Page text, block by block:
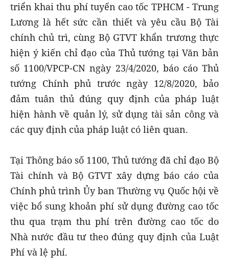
triển khai thu phí tuyến cao tốc TPHCM - Trung
Lương là hết sức cần thiết và yêu cầu Bộ Tài
chính chủ trì, cùng Bộ GTVT khẩn trương thực
hiện ý kiến chỉ đạo của Thủ tướng tại Văn bản
số 1100/VPCP-CN ngày 23/4/2020, báo cáo Thủ
tướng Chính phủ trước ngày 12/8/2020, bảo
đảm tuân thủ đúng quy định của pháp luật
hiện hành về quản lý, sử dụng tài sản công và
các quy định của pháp luật có liên quan.
Tại Thông báo số 1100, Thủ tướng đã chỉ đạo Bộ
Tài chính và Bộ GTVT xây dựng báo cáo của
Chính phủ trình Ủy ban Thường vụ Quốc hội về
việc bổ sung khoản phí sử dụng đường cao tốc
thu qua trạm thu phí trên đường cao tốc do
Nhà nước đầu tư theo đúng quy định của Luật
Phí và lệ phí.